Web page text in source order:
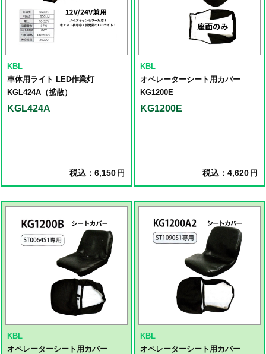
KBL
車体用ライト LED作業灯
KGL424A（拡散）
KGL424A
税込：6,150 円
KBL
オペレーターシート用カバー
KG1200E
KG1200E
税込：4,620 円
KBL
オペレーターシート用カバー
KBL
オペレーターシート用カバー